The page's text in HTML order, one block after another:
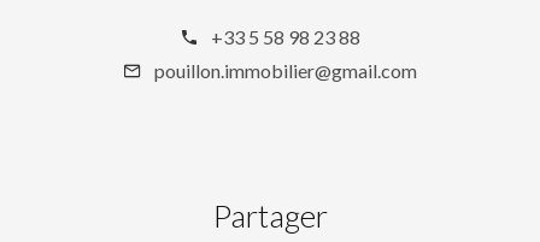
+33 5 58 98 23 88
pouillon.immobilier@gmail.com
Partager